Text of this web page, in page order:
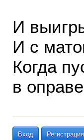
И
И с
Когда
в
Вход Регистрация